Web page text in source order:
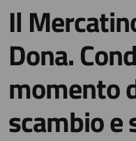
Il
Dona.
momento
scambio e